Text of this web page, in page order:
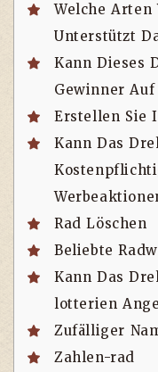
Welche Arten
Unterstützt
Kann Dieses
Gewinner Auf
Erstellen Sie
Kann Das
Rad Löschen
Beliebte
Kann Das
lotterien
Zufälliger
Zahlen-rad